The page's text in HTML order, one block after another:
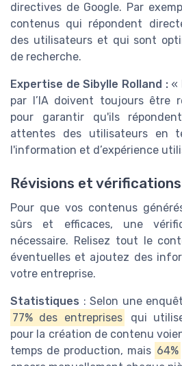
directives de Google. Par
contenus qui répondent
des utilisateurs et qui sont
de recherche.
Expertise de Sibylle Rolland :«
par l’IA doivent toujours être
pour garantir qu'ils
attentes des utilisateurs en
l'information et d’expérience
Révisions et
Pour que vos contenus
sûrs et efficaces, une
nécessaire. Relisez tout le
éventuelles et ajoutez des
votre entreprise.
Statistiques : Selon une
77% des entreprises
qui
pour la création de contenu
temps de production, mais 64%